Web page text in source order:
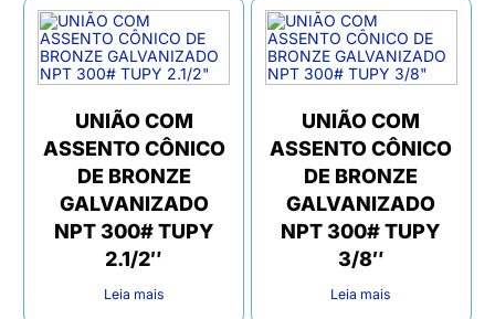
UNIÃO COM
ASSENTO CÔNICO
DE BRONZE
GALVANIZADO
NPT 300# TUPY
2.1/2″
Leia mais
UNIÃO COM
ASSENTO CÔNICO
DE BRONZE
GALVANIZADO
NPT 300# TUPY
3/8″
Leia mais